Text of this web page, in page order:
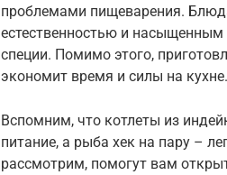
проблемами пищеварения.
естественностью и
специи. Помимо этого,
экономит время и силы на кухне.
Вспомним, что котлеты из
питание, а рыба хек на пару –
рассмотрим, помогут вам